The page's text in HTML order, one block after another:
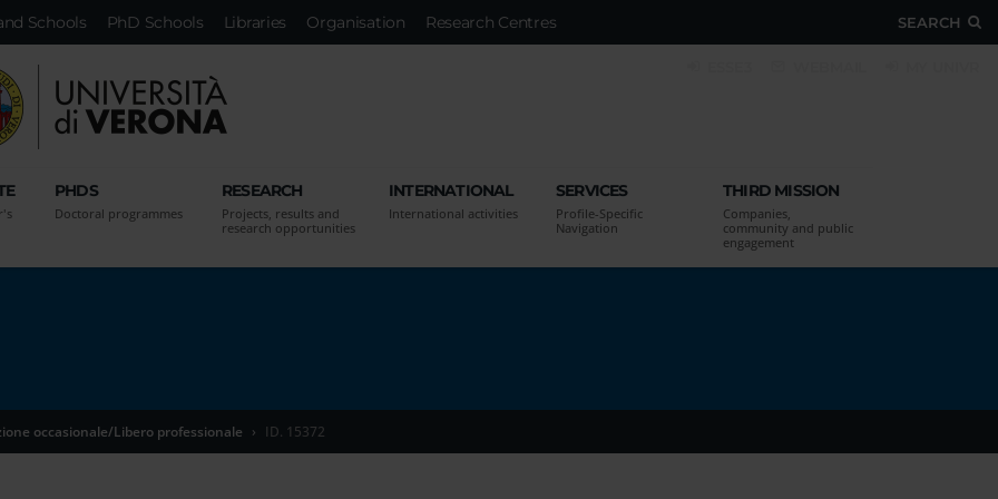
SEARCH
Schools PhD Schools Libraries Organisation Research Centres
PHDS
Doctoral programmes
RESEARCH
Projects, results and
research opportunities
INTERNATIONAL
International activities
SERVICES
Profile-Specific
Navigation
THIRD MISSION
Companies,
community and public
engagement
occasionale/Libero professionale ID. 15372